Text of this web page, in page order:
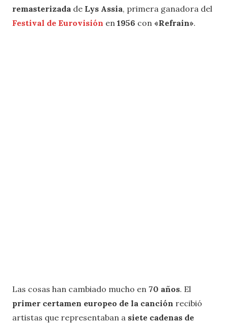
remasterizada de Lys Assia, primera ganadora del
Festival de Eurovisión en 1956 con «Refrain».
Las cosas han cambiado mucho en 70 años. El
primer certamen europeo de la canción recibió
artistas que representaban a siete cadenas de